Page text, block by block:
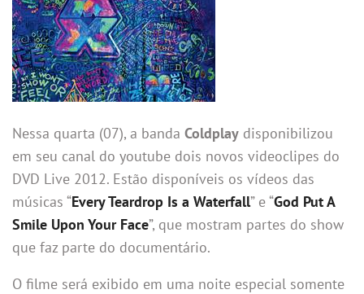
Nessa quarta (07), a banda Coldplay disponibilizou
em seu canal do youtube dois novos videoclipes do
DVD Live 2012. Estão disponíveis os vídeos das
músicas “Every Teardrop Is a Waterfall” e “God Put A
Smile Upon Your Face”, que mostram partes do show
que faz parte do documentário.
O filme será exibido em uma noite especial somente